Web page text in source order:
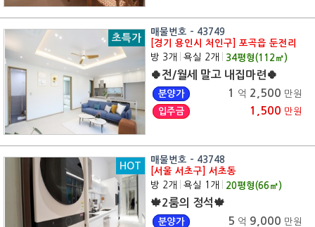
초특가
매물번호 - 43749
[경기 용인시 처인구] 포곡읍 둔전리
방 3개
욕실 2개 34평형(112 ㎡)
🍀전/월세 말고 내집마련🍀
분양가 1 억 2,500 만원
입주금
1,500 만원
HOT
매물번호 - 43748
[서울 서초구] 서초동
방 2개
욕실 1개 20평형(66㎡)
🍁2룸의 정석🍁
분양가 5 억 9,000 만원